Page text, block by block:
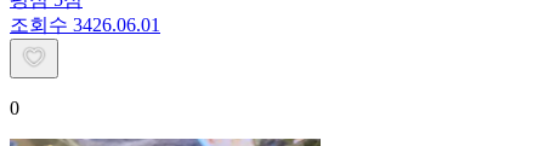
조회수 3426.06.01
0